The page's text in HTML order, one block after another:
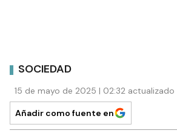
SOCIEDAD
15 de mayo de 2025 | 02:32 actualizado
Añadir como fuente en